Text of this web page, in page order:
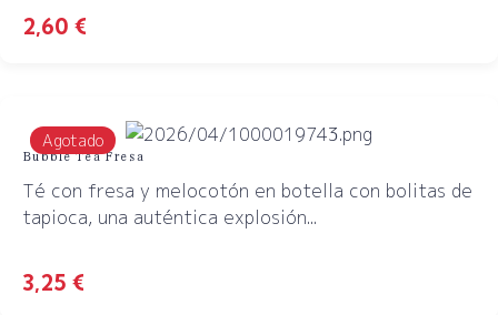
2,60 €
Agotado
Bubble Tea Fresa
Té con fresa y melocotón en botella con bolitas de
tapioca, una auténtica explosión...
3,25 €